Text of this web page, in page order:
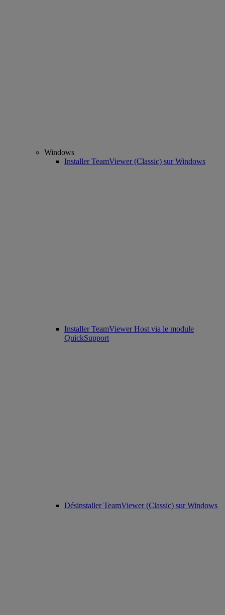
Windows
Installer TeamViewer (Classic) sur Windows
Installer TeamViewer Host via le module
QuickSupport
Désinstaller TeamViewer (Classic) sur Windows